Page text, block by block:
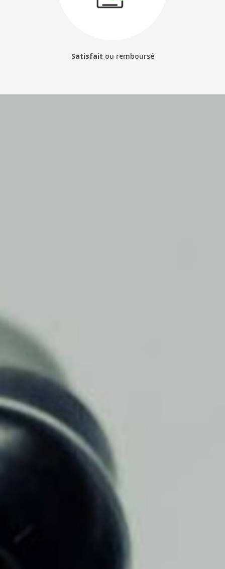
Satisfait ou remboursé